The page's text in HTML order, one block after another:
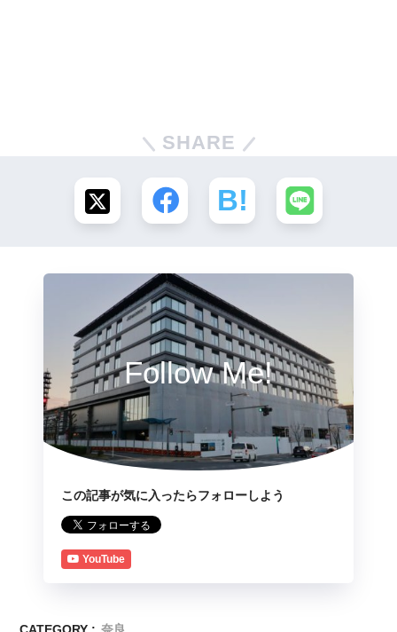
SHARE
Follow Me!
この記事が気に入ったらフォローしよう
YouTube